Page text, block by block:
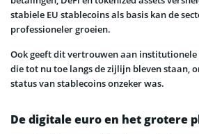
stabiele EU stablecoins als basis kan de
professioneler groeien.
Ook geeft dit vertrouwen aan
die tot nu toe langs de zijlijn bleven staan,
status van stablecoins onzeker was.
De digitale euro en het grotere